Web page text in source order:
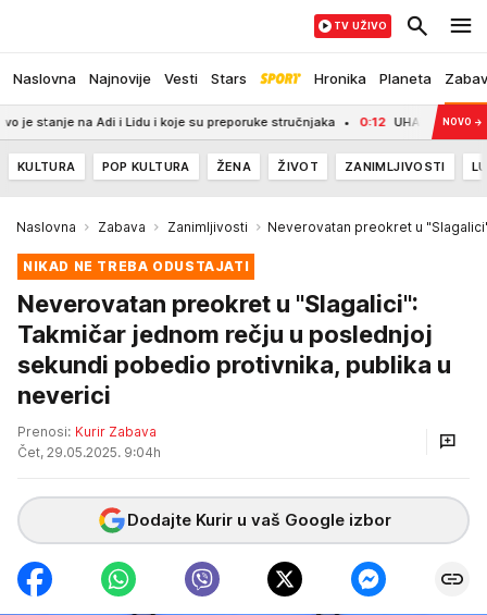
Naslovna Najnovije Vesti Stars Hronika Planeta
TV UŽIVO
stanje na Adi i Lidu i koje su preporuke stručnjaka 0:12 UHAPŠENA TRINOVO →
KULTURA POP KULTURA ŽENA ŽIVOT ZANIMLJIVOSTI
Naslovna Zabava Zanimljivosti Neverovatan preokret u
NIKAD NE TREBA ODUSTAJATI
Neverovatan preokret u "Slagalici":
Takmičar jednom rečju u poslednjoj
sekundi pobedio protivnika, publika u
neverici
Prenosi: Kurir Zabava
Čet, 29.05.2025. 9:04h
Dodajte Kurir u vaš Google izbor